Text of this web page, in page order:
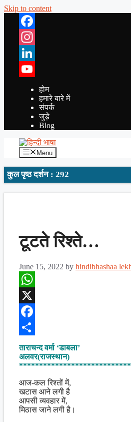
Skip to content
Facebook
Instagram
LinkedIn
YouTube
होम
हमारे बारे में
संपर्क
जुड़े
Blog
Menu
कुल पृष्ठ दर्शन : 292
टूटते रिश्ते…
June 15, 2022 by hindibhashaa
WhatsApp
X
Facebook
Share
ताराचन्द वर्मा ‘डाबला’
अलवर(राजस्थान)
आज-कल रिश्तों में,
खटास आने लगी है
आपसी व्यवहार में,
मिठास जाने लगी है।